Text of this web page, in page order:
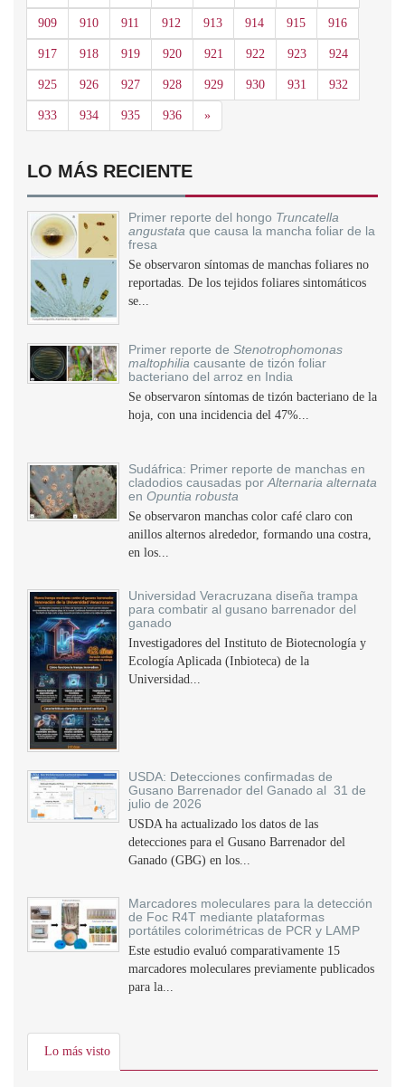
909 910 911 912 913 914 915 916
917 918 919 920 921 922 923 924
925 926 927 928 929 930 931 932
933 934 935 936 »Siguiente
LO MÁS RECIENTE
Primer reporte del hongo Truncatella
angustata que causa la mancha foliar de la
fresa
Se observaron síntomas de manchas foliares no
reportadas. De los tejidos foliares sintomáticos
se...
Primer reporte de Stenotrophomonas
maltophilia causante de tizón foliar
bacteriano del arroz en India
Se observaron síntomas de tizón bacteriano de la
hoja, con una incidencia del 47%...
Sudáfrica: Primer reporte de manchas en
cladodios causadas por Alternaria alternata
en Opuntia robusta
Se observaron manchas color café claro con
anillos alternos alrededor, formando una costra,
en los...
Universidad Veracruzana diseña trampa
para combatir al gusano barrenador del
ganado
Investigadores del Instituto de Biotecnología y
Ecología Aplicada (Inbioteca) de la
Universidad...
USDA: Detecciones confirmadas de
Gusano Barrenador del Ganado al 31 de
julio de 2026
USDA ha actualizado los datos de las
detecciones para el Gusano Barrenador del
Ganado (GBG) en los...
Marcadores moleculares para la detección
de Foc R4T mediante plataformas
portátiles colorimétricas de PCR y LAMP
Este estudio evaluó comparativamente 15
marcadores moleculares previamente publicados
para la...
Lo más visto